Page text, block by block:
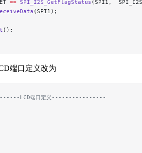
== SPI_I2S_GetFlagStatus (SPI1,
(SPI1);
();
端口定义改为
LCD端口定义----------------